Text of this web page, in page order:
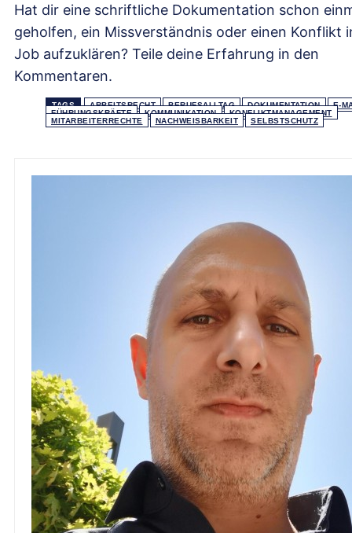
Hat dir eine schriftliche Dokumentation schon
geholfen, ein Missverständnis oder einen Konflikt
Job aufzuklären? Teile deine Erfahrung in den
Kommentaren.
TAGS ARBEITSRECHT BERUFSALLTAG DOKUMENTATION
E-
FÜHRUNGSKRÄFTE
KOMMUNIKATION
KONFLIKTMANAGEMENT
MITARBEITERRECHTE
NACHWEISBARKEIT SELBSTSCHUTZ